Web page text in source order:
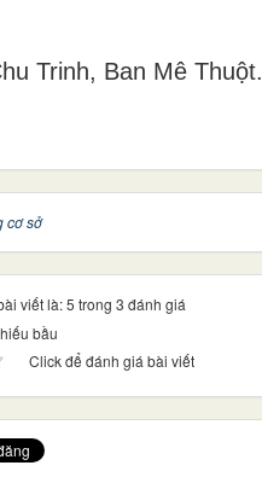
Trinh, Ban Mê Thuột.
cơ sở
viết là: 5 trong 3 đánh giá
bầu
Click để đánh giá bài viết